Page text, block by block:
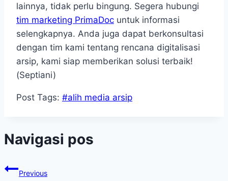
lainnya, tidak perlu bingung. Segera hubungi
tim marketing PrimaDoc untuk informasi
selengkapnya. Anda juga dapat berkonsultasi
dengan tim kami tentang rencana digitalisasi
arsip, kami siap memberikan solusi terbaik!
(Septiani)
Post Tags: #alih media arsip
Navigasi pos
Previous